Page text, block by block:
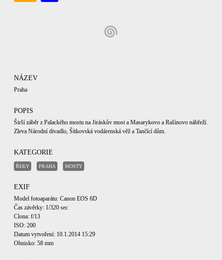
NÁZEV
Praha
POPIS
Širší záběr z Palackého mostu na Jiráskův most a Masarykovo a Rašínovo nábřeží.
Zleva Národní divadlo, Šítkovská vodárenská věž a Tančící dům.
KATEGORIE
ŘEKY PRAHA MOSTY
EXIF
Model fotoaparátu: Canon EOS 6D
Čas závěrky: 1/320 sec
Clona: f/13
ISO: 200
Datum vytvoření: 10.1.2014 15:29
Ohnisko: 58 mm